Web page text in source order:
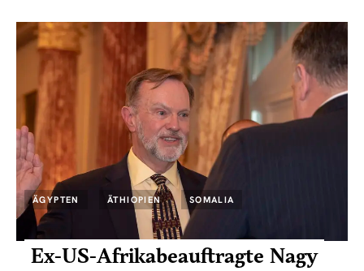
ÄGYPTEN ÄTHIOPIEN SOMALIA
Ex-US-Afrikabeauftragte Nagy